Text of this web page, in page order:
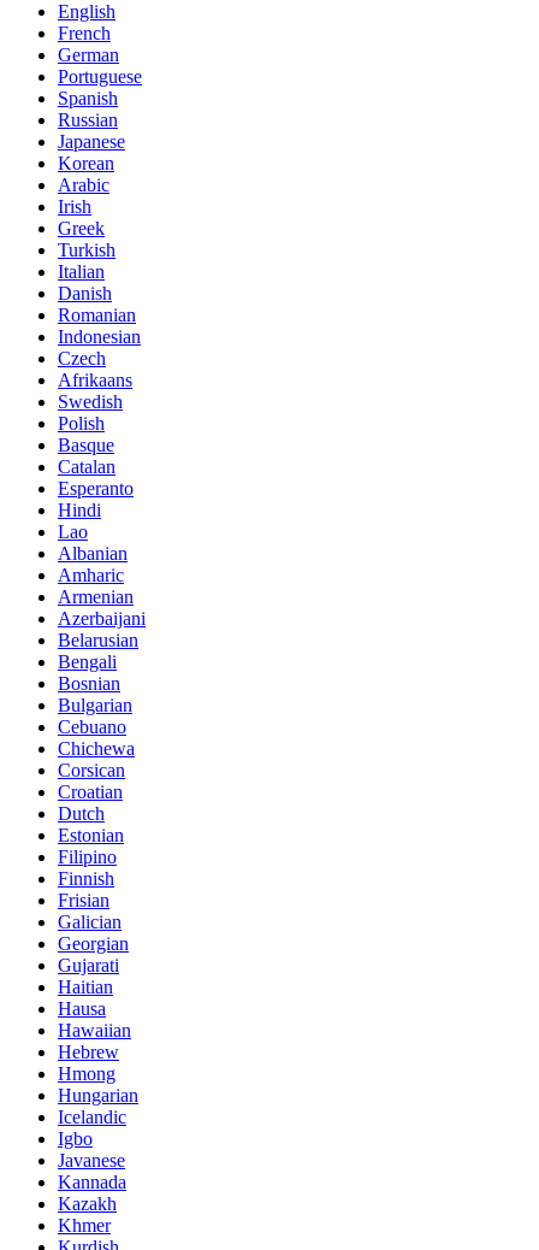
English
French
German
Portuguese
Spanish
Russian
Japanese
Korean
Arabic
Irish
Greek
Turkish
Italian
Danish
Romanian
Indonesian
Czech
Afrikaans
Swedish
Polish
Basque
Catalan
Esperanto
Hindi
Lao
Albanian
Amharic
Armenian
Azerbaijani
Belarusian
Bengali
Bosnian
Bulgarian
Cebuano
Chichewa
Corsican
Croatian
Dutch
Estonian
Filipino
Finnish
Frisian
Galician
Georgian
Gujarati
Haitian
Hausa
Hawaiian
Hebrew
Hmong
Hungarian
Icelandic
Igbo
Javanese
Kannada
Kazakh
Khmer